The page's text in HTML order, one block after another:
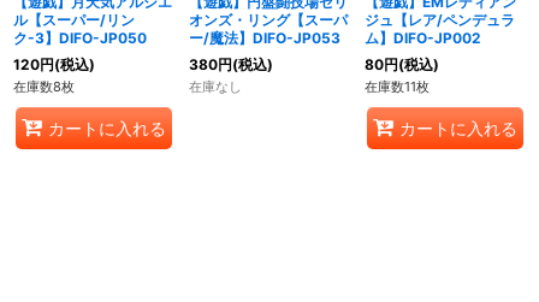
ル【スーパー/リン
ク-3】DIFO-JP050
120円(税込)
在庫数8枚
カートに入れる
オンズ・リング【スーパ
ー/魔法】DIFO-JP053
380円(税込)
在庫なし
ジュ【レア/ペンデュラ
ム】DIFO-JP002
80円(税込)
在庫数11枚
カートに入れる